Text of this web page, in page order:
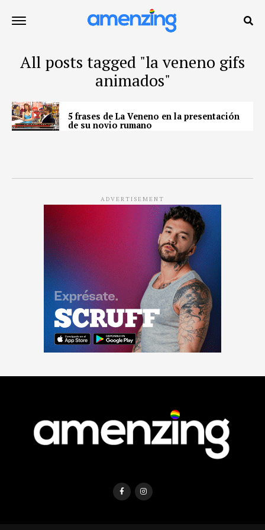
All posts tagged "la veneno gifs
animados"
5 frases de La Veneno en la presentación
de su novio rumano
ADVERTISEMENT